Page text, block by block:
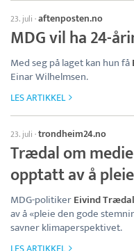
23. juli ·aftenposten.no
MDG vil ha 24-
Med seg på laget kan hun få
Einar Wilhelmsen.
LES ARTIKKEL
23. juli ·trondheim24.no
Trædal om
opptatt av å
MDG-politikerEivind Trædal
av å «pleie den gode
savner klimaperspektivet.